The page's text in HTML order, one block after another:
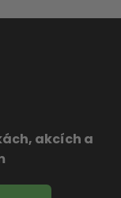
akcích a